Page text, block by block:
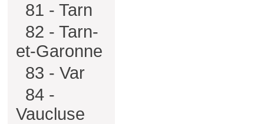
81 - Tarn
82 - Tarn-
et-Garonne
83 - Var
84 -
Vaucluse